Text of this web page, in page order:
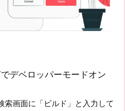
デベロッパーモードオン
索画面に「ビルド」と入力して